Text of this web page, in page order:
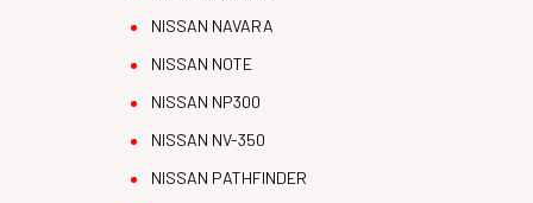
NISSAN NAVARA
NISSAN NOTE
NISSAN NP300
NISSAN NV-350
NISSAN PATHFINDER